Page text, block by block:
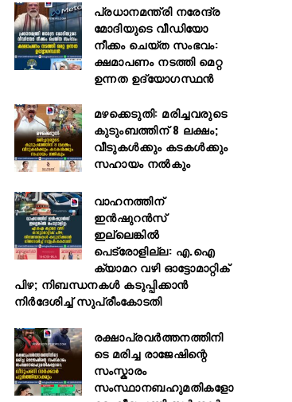
പ്രധാനമന്ത്രി നരേന്ദ്ര
മോദിയുടെ വീഡിയോ
നീക്കം ചെയ്ത സംഭവം:
ക്ഷമാപണം നടത്തി മെറ്റ
ഉന്നത ഉദ്യോഗസ്ഥന്‍
മഴക്കെടുതി: മരിച്ചവരുടെ
കുടുംബത്തിന് 8 ലക്ഷം;
വീടുകൾക്കും കടകൾക്കും
സഹായം നൽകും
വാഹനത്തിന്
ഇൻഷുറൻസ്
ഇല്ലെങ്കില്‍
പെട്രോളില്ല: എ.ഐ
ക്യാമറ വഴി ഓട്ടോമാറ്റിക്
പിഴ; നിബന്ധനകള്‍ കടുപ്പിക്കാൻ
നിര്‍ദേശിച്ച്‌ സുപ്രീംകോടതി
രക്ഷാപ്രവര്‍ത്തനത്തിനി
ടെ മരിച്ച രാജേഷിന്റെ
സംസ്കാരം
സംസ്ഥാനബഹുമതികളോ